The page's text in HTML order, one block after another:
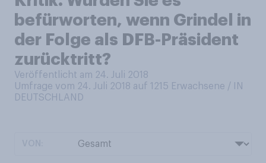
befürworten, wenn Grindel in
der Folge als DFB-Präsident
zurücktritt?
Veröffentlicht am 24. Juli 2018
Umfrage vom 24. Juli 2018 auf 1215 Erwachsene / IN
DEUTSCHLAND